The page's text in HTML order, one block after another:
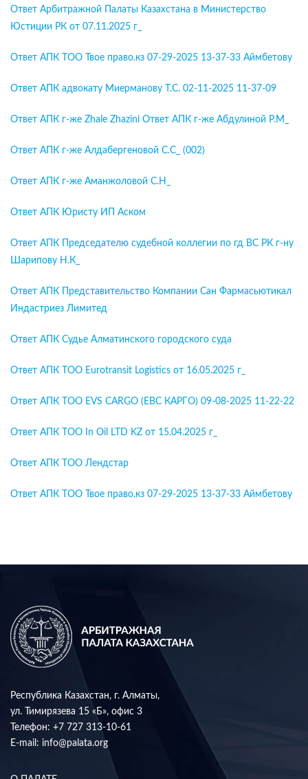
Ответ Арбитражной Палаты Казахстана в Министерство
Юстиции РК от 07.11.2025 г_
Ответ АПК ТОО Твое право.кз 07-29-2025 13-37-33 Аймбетову
Ответ АПК адвокату Миерманову Т.С. 02-11-2025 11-37-09
Ответ АПК г-же Zhale Zhazini Ответ АПК г-же Абдулиной Р.М_
Ответ АПК г-же Алдабергеновой С.С_ (002)
Ответ АПК г-же Аманжоловой С.Н_
Ответ АПК Юристу ИП Аском
Ответ АПК Председателю судебной коллегии по гд ВС РК г-ну
Шарипову Н.К_
Ответ АПК Представительство Компании Сан Фармасьютикал
Индастриез Лимитед
Ответ АПК Судье Алматинского городского суда
Ответ АПК ТОО Eurotransit Logistics от 16.05.2025 г_
Ответ АПК ТОО EVS CARGO (ЕВС КАРГО) 09-08-2025 11-22-22
Ответ АПК ТОО In Oil LTD KZ от 15.04.2025 г_
Ответ АПК ТОО Лендстар
Ответ АПК ТОО Твое право.кз 07-29-2025 13-37-33 Аймбетову
Республика Казахстан, г. Алматы,
ул. Тимирязева 15 «Б», офис 3
Телефон: +7 727 313-10-61
E-mail: info@palata.org